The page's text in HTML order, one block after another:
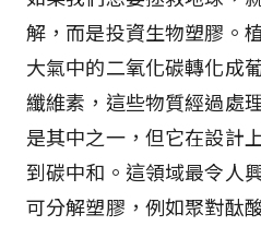
解，而是投資生物塑膠。
大氣中的二氧化碳轉化成
纖維素，這些物質經過處
是其中之一，但它在設計
到碳中和。這領域最令人
可分解塑膠，例如聚對酞